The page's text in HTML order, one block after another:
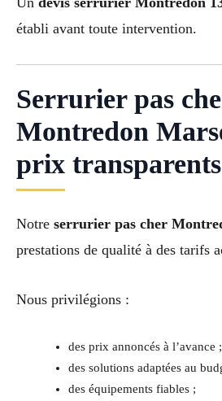
établi avant toute intervention.
Serrurier pas
Montredon
prix transparents
Notre serrurier pas cher
prestations de qualité à des tarifs
Nous privilégions :
des prix annoncés à l’avance ;
des solutions adaptées au
des équipements fiables ;